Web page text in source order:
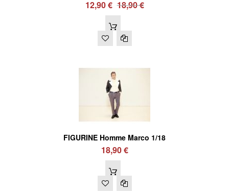
12,90 € 18,90 €
FIGURINE Homme Marco 1/18
18,90 €